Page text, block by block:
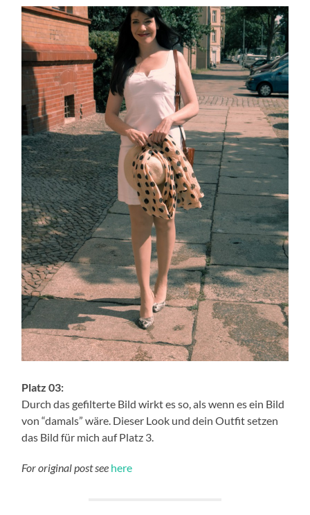
Platz 03:
Durch das gefilterte Bild wirkt es so, als wenn es ein Bild
von “damals” wäre. Dieser Look und dein Outfit setzen
das Bild für mich auf Platz 3.
For original post see here